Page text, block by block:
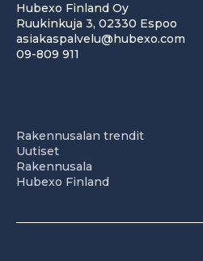
Hubexo Finland Oy
Ruukinkuja 3, 02330 Espoo
asiakaspalvelu@hubexo.com
09-809 911
Rakennusalan trendit
Uutiset
Rakennusala
Hubexo Finland